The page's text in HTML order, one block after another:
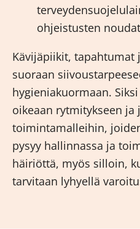
ohjeistusten
Kävijäpiikit, tapahtumat
suoraan
hygieniakuormaan.
oikeaan rytmitykseen ja
toimintamalleihin,
pysyy hallinnassa ja
häiriöttä, myös silloin,
tarvitaan lyhyellä